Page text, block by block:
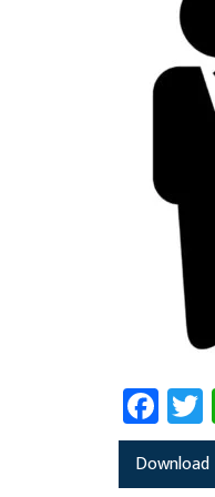
Download